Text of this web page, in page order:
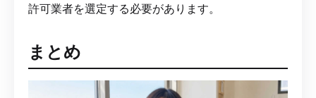
許可業者を選定する必要があります。
まとめ